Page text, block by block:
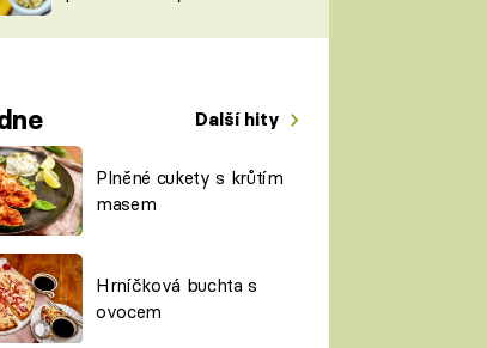
Další hity
Plněné cukety s krůtím
masem
Hrníčková buchta s
ovocem